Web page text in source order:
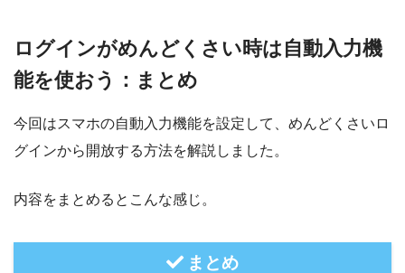
まず、普段どおりIDとパスワードを入力して、ログインしま
す。
手順2
IDとパスワードを保存する
を保存するか聞かれるので「パスワードを保存」をタップし
これでSafariにIDとパスワードが記憶されます。
IDとパスワードを入力
まず、普段どおりIDとパスワードを入力して、ログインしま
手順2
マイページにログインすると、「パスワードを保存します
ログインがめんどくさい時は自動入力機
能を使おう：まとめ
今回はスマホの自動入力機能を設定して、めんどくさいロ
グインから開放する方法を解説しました。
内容をまとめるとこんな感じ。
まとめ